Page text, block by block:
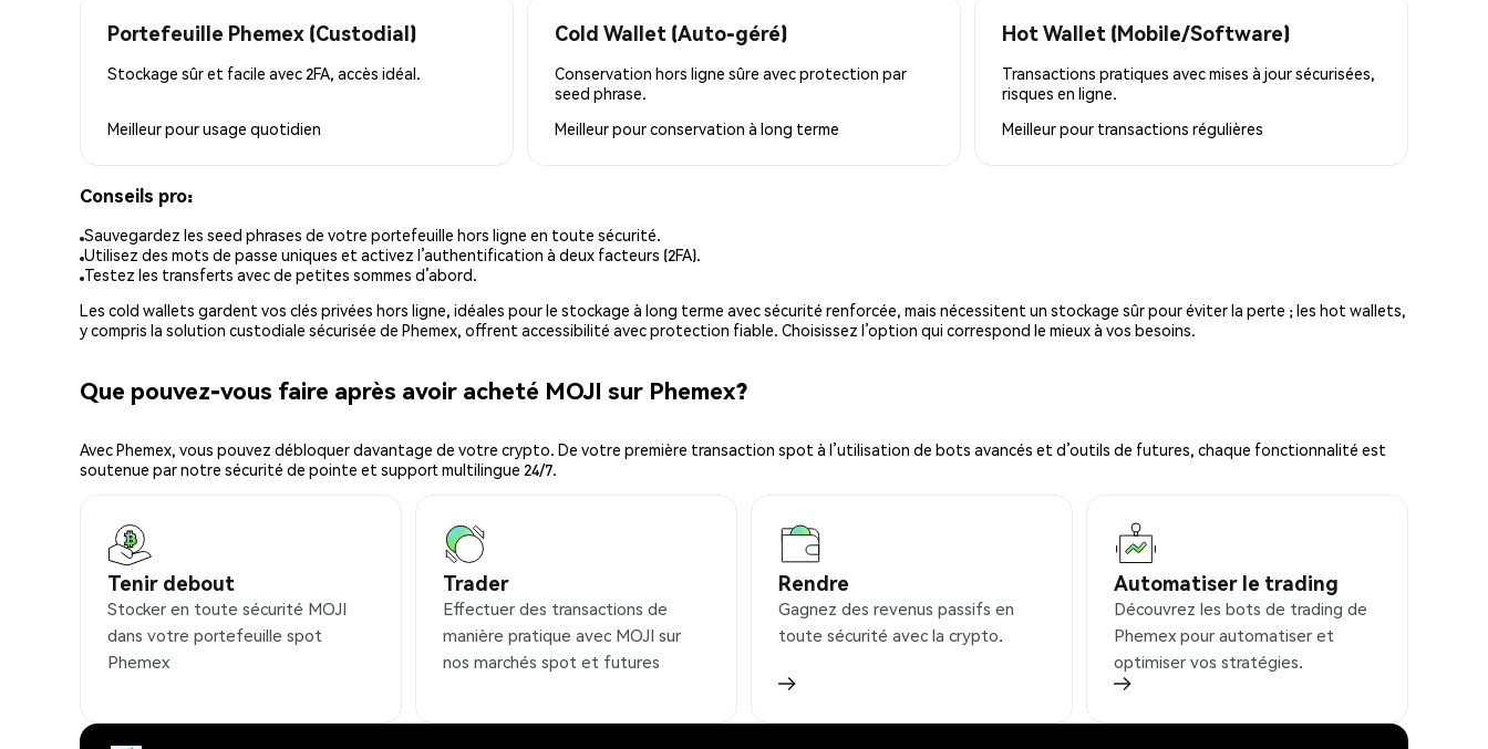
Portefeuille Phemex (Custodial)
Stockage sûr et facile avec 2FA, accès idéal.
Meilleur pourusage quotidien
Cold Wallet (Auto-géré)
Conservation hors ligne sûre avec protection par
seed phrase.
Meilleur pourconservation à long terme
Hot Wallet (Mobile/Software)
Transactions pratiques avec mises à jour sécurisées,
risques en ligne.
Meilleur pour transactions régulières
Conseils pro:
Sauvegardez les seed phrases de votre portefeuille hors ligne en toute sécurité.
Utilisez des mots de passe uniques et activez l’authentification à deux facteurs (2FA).
Testez les transferts avec de petites sommes d’abord.
Les cold wallets gardent vos clés privées hors ligne, idéales pour le stockage à long terme avec sécurité renforcée, mais nécessitent un stockage sûr pour éviter la perte ; les hot wallets,
y compris la solution custodiale sécurisée de Phemex, offrent accessibilité avec protection fiable. Choisissez l’option qui correspond le mieux à vos besoins.
Que pouvez-vous faire après avoir acheté MOJI sur Phemex?
Avec Phemex, vous pouvez débloquer davantage de votre crypto. De votre première transaction spot à l’utilisation de bots avancés et d’outils de futures, chaque fonctionnalité est
soutenue par notre sécurité de pointe et support multilingue 24/7.
Tenir debout
Stocker en toute sécurité MOJI
dans votre portefeuille spot
Phemex
Trader
Effectuer des transactions de
manière pratique avec MOJI sur
nos marchés spot et futures
Rendre
Gagnez des revenus passifs en
toute sécurité avec la crypto.
Automatiser le trading
Découvrez les bots de trading de
Phemex pour automatiser et
optimiser vos stratégies.